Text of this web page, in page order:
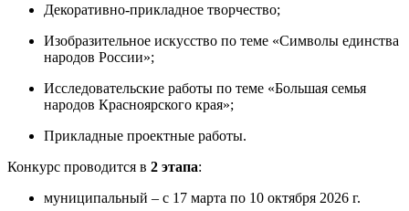
Декоративно-прикладное творчество;
Изобразительное искусство по теме «Символы единства
народов России»;
Исследовательские работы по теме «Большая семья
народов Красноярского края»;
Прикладные проектные работы.
Конкурс проводится в 2 этапа:
муниципальный – с 17 марта по 10 октября 2026 г.